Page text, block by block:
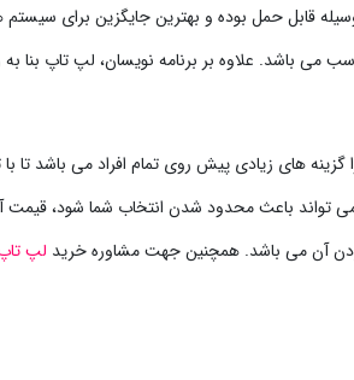
قابل حمل بوده و بهترین جایگزین برای سیستم
می باشد. علاوه بر برنامه نویسان، لپ تاپ بنا به
های زیادی پیش روی تمام افراد می باشد تا
می تواند باعث محدود شدن انتخاب شما شود،
آن می باشد. همچنین جهت مشاوره خرید لپ